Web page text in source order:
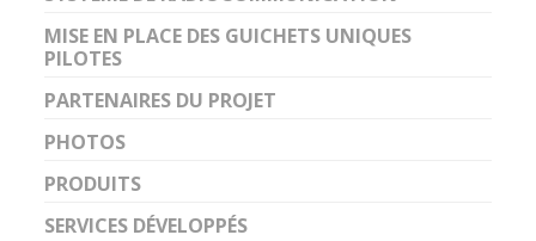
MISE EN PLACE DES GUICHETS UNIQUES
PILOTES
PARTENAIRES DU PROJET
PHOTOS
PRODUITS
SERVICES DÉVELOPPÉS